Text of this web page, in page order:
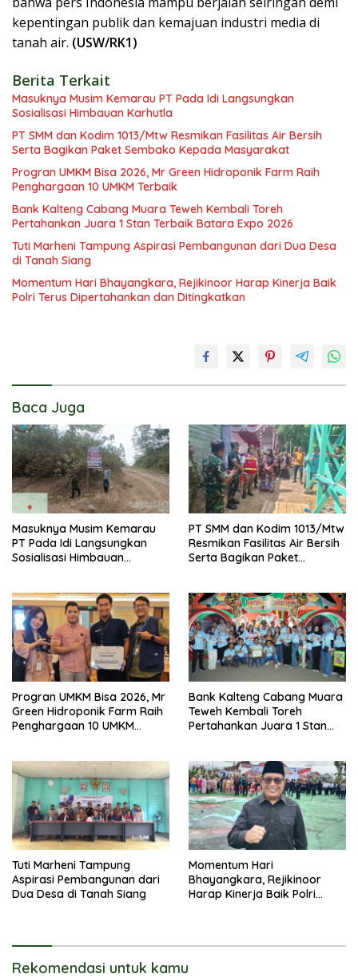
kepentingan publik dan kemajuan industri media di
tanah air. (USW/RK1)
Berita Terkait
Masuknya Musim Kemarau PT Pada Idi Langsungkan
Sosialisasi Himbauan Karhutla
PT SMM dan Kodim 1013/Mtw Resmikan Fasilitas Air Bersih
Serta Bagikan Paket Sembako Kepada Masyarakat
Progran UMKM Bisa 2026, Mr Green Hidroponik Farm Raih
Penghargaan 10 UMKM Terbaik
Bank Kalteng Cabang Muara Teweh Kembali Toreh
Pertahankan Juara 1 Stan Terbaik Batara Expo 2026
Tuti Marheni Tampung Aspirasi Pembangunan dari Dua Desa
di Tanah Siang
Momentum Hari Bhayangkara, Rejikinoor Harap Kinerja Baik
Polri Terus Dipertahankan dan Ditingkatkan
Baca Juga
Masuknya Musim Kemarau
PT Pada Idi Langsungkan
Sosialisasi Himbauan
PT SMM dan Kodim 1013/Mtw
Resmikan Fasilitas Air Bersih
Serta Bagikan Paket
Progran UMKM Bisa 2026, Mr
Green Hidroponik Farm Raih
Penghargaan 10 UMKM
Bank Kalteng Cabang Muara
Teweh Kembali Toreh
Pertahankan Juara 1 Stan
Tuti Marheni Tampung
Aspirasi Pembangunan dari
Dua Desa di Tanah Siang
Momentum Hari
Bhayangkara, Rejikinoor
Harap Kinerja Baik Polri
Rekomendasi untuk kamu